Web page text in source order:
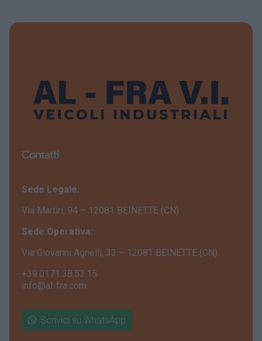
Contatti
Sede Legale:
Via Martiri, 94 – 12081 BEINETTE (CN)
Sede Operativa:
Via Giovanni Agnelli, 33 – 12081 BEINETTE (CN)
+39.0171.38.53.15
info@al-fra.com
Scrivici su WhatsApp